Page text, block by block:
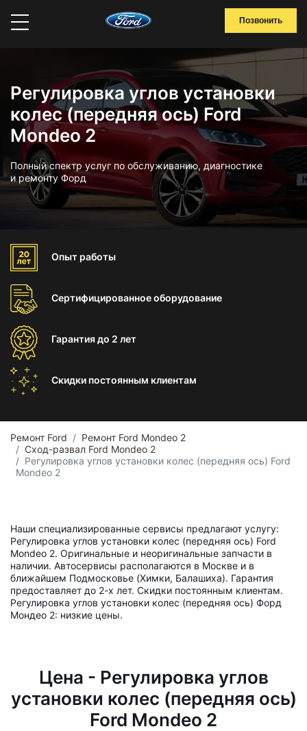
Позвонить
Регулировка углов установки
колес (передняя ось) Ford
Mondeo 2
Полный спектр услуг по обслуживанию, диагностике
и ремонту Форд
Опыт работы
Сертифицированноеоборудование
Гарантиядо 2 лет
Скидки постоянным клиентам
Ремонт Ford
Ремонт Ford Mondeo 2
Сход-развал Ford Mondeo 2
Регулировка углов установки колес (передняя ось) Ford
Mondeo 2
Наши специализированные сервисы предлагают услугу:
Регулировка углов установки колес (передняя ось) Ford
Mondeo 2. Оригинальные и неоригинальные запчасти в
наличии. Автосервисы располагаются в Москве и в
ближайшем Подмосковье (Химки, Балашиха). Гарантия
предоставляет до 2-х лет. Скидки постоянным клиентам.
Регулировка углов установки колес (передняя ось) Форд
Мондео 2: низкие цены.
Цена - Регулировка углов
установки колес (передняя ось)
Ford Mondeo 2